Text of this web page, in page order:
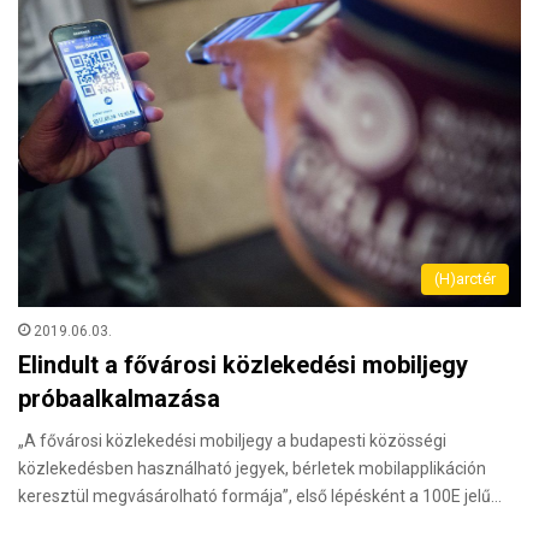
(H)arctér
2019.06.03.
Elindult a fővárosi közlekedési mobiljegy
próbaalkalmazása
„A fővárosi közlekedési mobiljegy a budapesti közösségi
közlekedésben használható jegyek, bérletek mobilapplikáción
keresztül megvásárolható formája”, első lépésként a 100E jelű…